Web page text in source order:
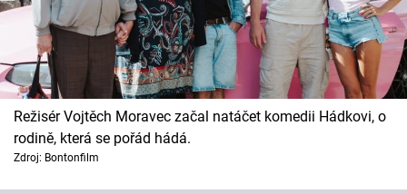
Režisér Vojtěch Moravec začal natáčet komedii Hádkovi, o
rodině, která se pořád hádá.
Zdroj: Bontonfilm